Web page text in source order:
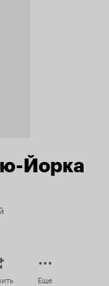
Йорка
Еще